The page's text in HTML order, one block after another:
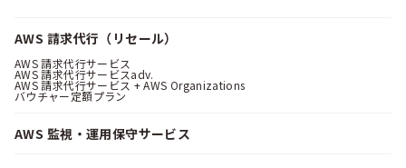
AWS 請求代行（リセール）
AWS 請求代行サービス
AWS 請求代行サービスadv.
AWS 請求代行サービス + AWS Organizations
バウチャー定額プラン
AWS 監視・運用保守サービス